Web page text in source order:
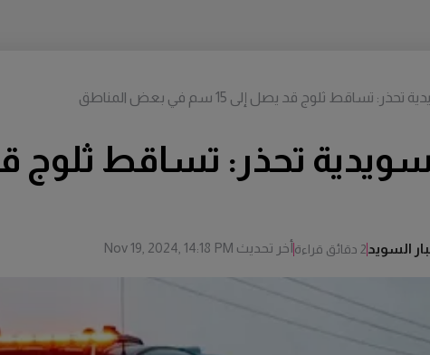
السويد2 دقائق قراءة أخر تحديث Nov 19, 2024, 14:18 PM
تساقط ثلوج قد يصل إلى 15 سم في بعض المناطق